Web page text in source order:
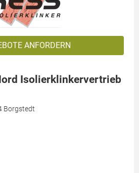
ANFORDERN
Isolierklinkervertrieb
Borgstedt